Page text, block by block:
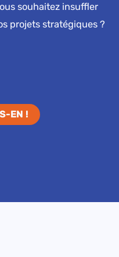
souhaitez insuffler
projets stratégiques ?
EN !